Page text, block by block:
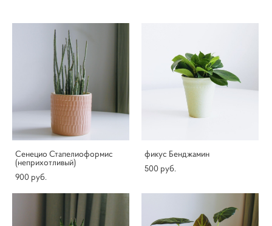
Сенецио Стапелиоформис
(неприхотливый)
900 pуб.
фикус Бенджамин
500 pуб.